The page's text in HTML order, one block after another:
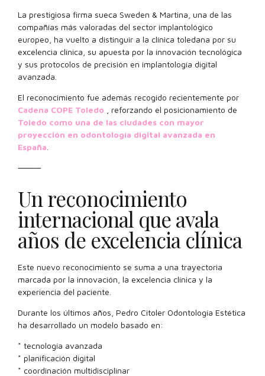
La prestigiosa firma sueca Sweden & Martina, una de las
compañías más valoradas del sector implantológico
europeo, ha vuelto a distinguir a la clínica toledana por su
excelencia clínica, su apuesta por la innovación tecnológica
y sus protocolos de precisión en implantología digital
avanzada.
El reconocimiento fue además recogido recientemente por
Cadena COPE Toledo , reforzando el posicionamiento de
Toledo como una de las ciudades con mayor
proyección en odontología digital avanzada en
España
⸻
Un reconocimiento
internacional que avala
años de excelencia clínica
Este nuevo reconocimiento se suma a una trayectoria
marcada por la innovación, la excelencia clínica y la
experiencia del paciente.
Durante los últimos años, Pedro Citoler Odontología Estética
ha desarrollado un modelo basado en:
* tecnología avanzada
* planificación digital
* coordinación multidisciplinar